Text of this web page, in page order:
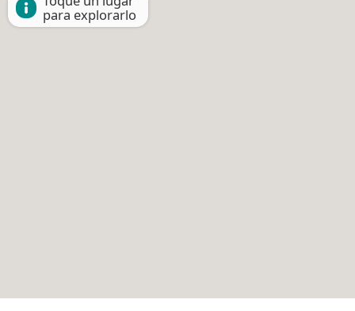
para explorarlo